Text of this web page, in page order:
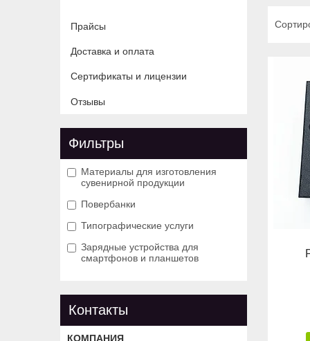
Прайсы
Доставка и оплата
Сертификаты и лицензии
Отзывы
Фильтры
Материалы для изготовления
сувенирной продукции
Повербанки
Типографические услуги
Зарядные устройства для
смартфонов и планшетов
Контакты